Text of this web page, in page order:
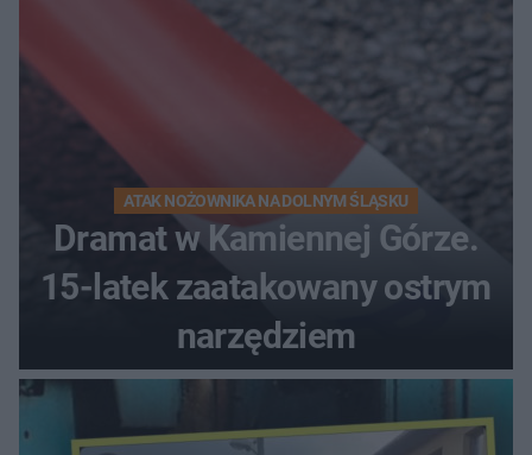
ATAK NOŻOWNIKA NA DOLNYM ŚLĄSKU
Dramat w Kamiennej Górze.
15-latek zaatakowany ostrym
narzędziem